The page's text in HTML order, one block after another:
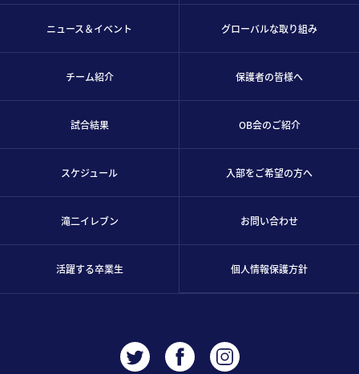
ニュース＆イベント
チーム紹介
試合結果
スケジュール
滝二イレブン
活躍する卒業生
グローバルな取り組み
保護者の皆様へ
OB会のご紹介
入部をご希望の方へ
お問い合わせ
個人情報保護方針